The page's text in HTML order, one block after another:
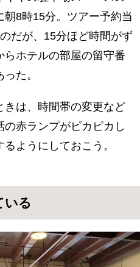
朝8時15分。ツアー予約当
だが、15分ほど時間がず
ホテルの部屋の留守番
た。
きは、時間帯の変更など
赤ランプがピカピカし
ようにしておこう。
いる